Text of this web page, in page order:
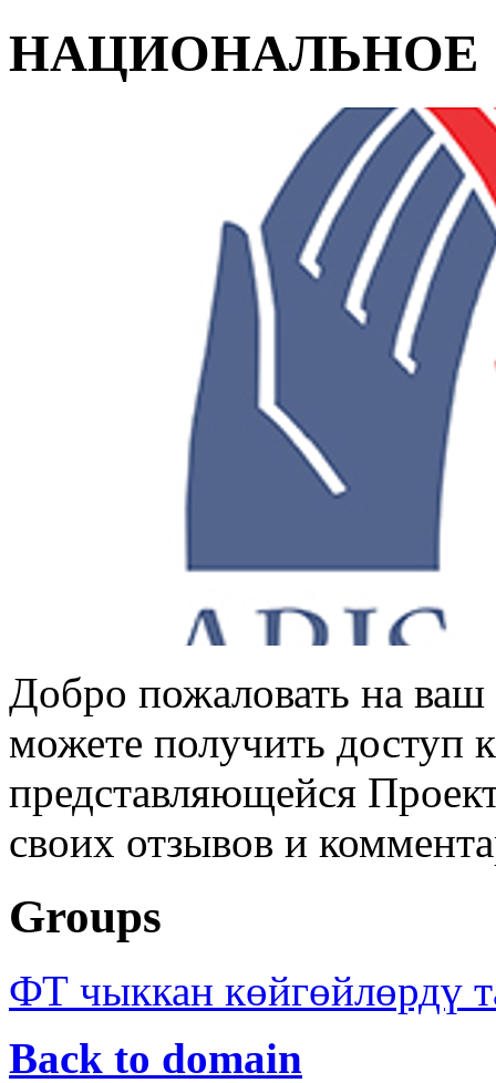
НАЦИОНАЛЬНОЕ
Добро пожаловать на
можете получить доступ
представляющейся
своих отзывов и
Groups
ФТ чыккан көйгөйлөрдү
Back to domain